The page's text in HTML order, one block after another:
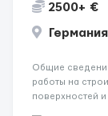
2500+ €
Германия
Общие
работы на
поверхностей